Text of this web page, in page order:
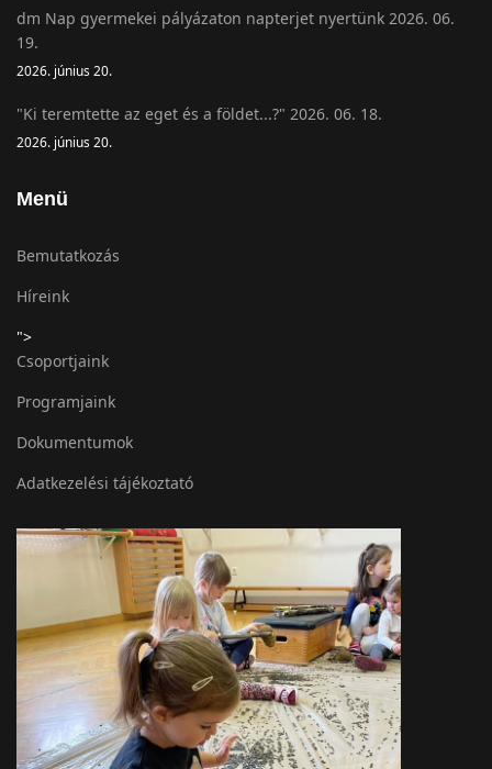
dm Nap gyermekei pályázaton napterjet nyertünk 2026. 06.
19.
2026. június 20.
"Ki teremtette az eget és a földet...?" 2026. 06. 18.
2026. június 20.
Menü
Bemutatkozás
Híreink
">
Csoportjaink
Programjaink
Dokumentumok
Adatkezelési tájékoztató